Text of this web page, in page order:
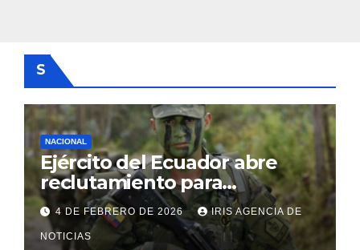
S
NACIONAL
Ejército del Ecuador abre
reclutamiento para
bachilleres a partir de este
viernes 6 de febrero
4 DE FEBRERO DE 2026 IRIS AGENCIA DE
NOTICIAS